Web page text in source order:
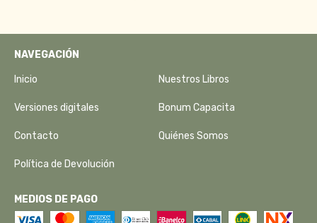
NAVEGACIÓN
Inicio Nuestros Libros
Versiones digitales Bonum Capacita
Contacto Quiénes Somos
Política de Devolución
MEDIOS DE PAGO